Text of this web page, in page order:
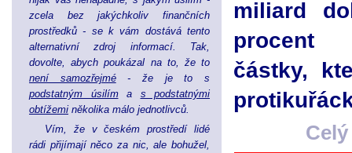
zcela bez jakýchkoliv finančních
prostředků - se k vám dostává tento
alternativní zdroj informací. Tak,
dovolte, abych poukázal na to, že to
není samozřejmé- že je to s
podstatným úsilíma s podstatnými
obtížemi několika málo jednotlivců.
Vím, že v českém prostředí lidé
rádi přijímají něco za nic, ale bohužel,
miliard
procent
částky,